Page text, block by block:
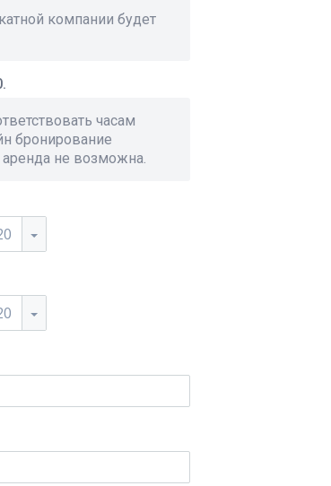
компании будет
часам
бронирование
аренда не возможна.